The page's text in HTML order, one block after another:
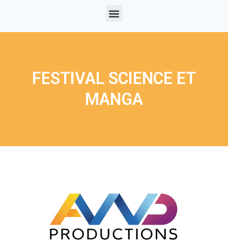
FESTIVAL SCIENCE ET
MANGA